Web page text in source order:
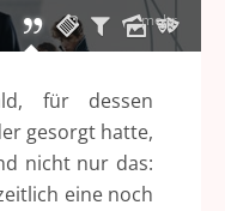
mehr
für dessen
gesorgt hatte,
nicht nur das:
eine noch